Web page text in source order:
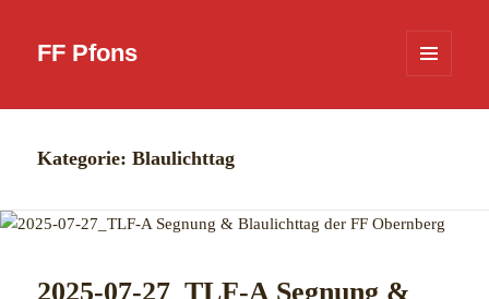
FF Pfons
WIDGETS
Kategorie:Blaulichttag
2025-07-27_TLF-A Segnung &